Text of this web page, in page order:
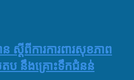
ស្តីពីការការពារសុខភាព
តប នឹងគ្រោះទឹកជំនន់